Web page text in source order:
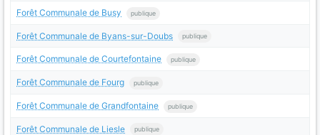
Forêt Communale de Busy publique
Forêt Communale de Byans-sur-Doubs publique
Forêt Communale de Courtefontaine publique
Forêt Communale de Fourg publique
Forêt Communale de Grandfontaine publique
Forêt Communale de Liesle publique